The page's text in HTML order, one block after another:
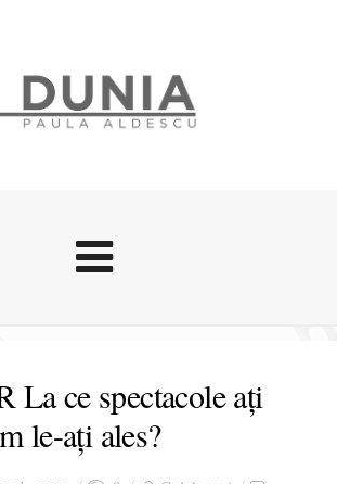
Stari afective
Zice Dunia
Călătorii
La ce spectacole ați
le-ați ales?